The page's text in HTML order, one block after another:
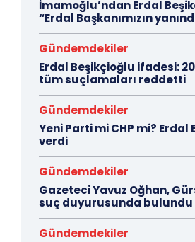
İmamoğlu’ndan Erdal
“Erdal Başkanımızın
Gündemdekiler
Erdal Beşikçioğlu ifadesi:
tüm suçlamaları reddetti
Gündemdekiler
Yeni Parti mi CHP mi? Erdal
verdi
Gündemdekiler
Gazeteci Yavuz Oğhan,
suç duyurusunda bulundu
Gündemdekiler